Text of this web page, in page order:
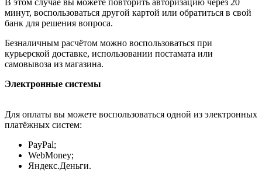
В этом случае вы можете повторить авторизацию через 20
минут, воспользоваться другой картой или обратиться в свой
банк для решения вопроса.
Безналичным расчётом можно воспользоваться при
курьерской доставке, использовании постамата или
самовывоза из магазина.
Электронные системы
Для оплаты вы можете воспользоваться одной из электронных
платёжных систем:
PayPal;
WebMoney;
Яндекс.Деньги.